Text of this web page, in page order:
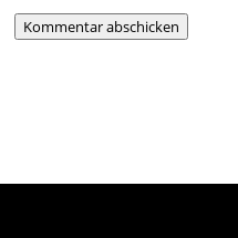
Kommentar abschicken